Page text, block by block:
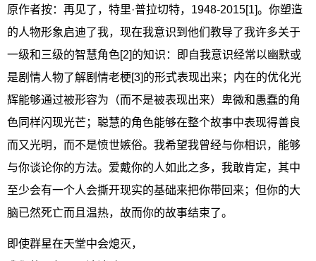
原作者按：再见了，特里·普拉切特，1948-2015[1]。你塑造
的人物形象启迪了我，现在我意识到他们教导了我许多关于
一级和三级的智慧角色[2]的知识：即自我意识经常以幽默或
是剧情人物了解剧情老梗[3]的形式表现出来；内在的优化光
辉能够通过被形容为（而不是被表现出来）卑微和愚蠢的角
色同样闪现光芒；聪慧的角色能够在整个故事中表现得善良
而又光明，而不是愤世嫉俗。我希望我曾经与你相识，能够
与你谈论你的方法。爱戴你的人如此之多，我敢肯定，其中
至少会有一个人会撕开现实的基础来把你带回来；但你的大
脑已然死亡而且温热，故而你的故事结束了。
即使群星在天堂中会熄灭，